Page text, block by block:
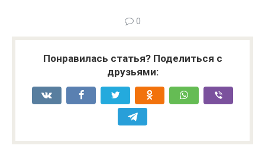
0
Понравилась статья? Поделиться с
друзьями: